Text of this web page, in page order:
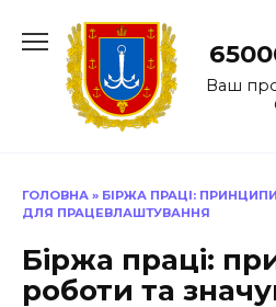
до
Ваш
ГОЛОВНА » БІРЖА ПРАЦІ:
ДЛЯ ПРАЦЕВЛАШТУВАННЯ
Біржа праці:
роботи та